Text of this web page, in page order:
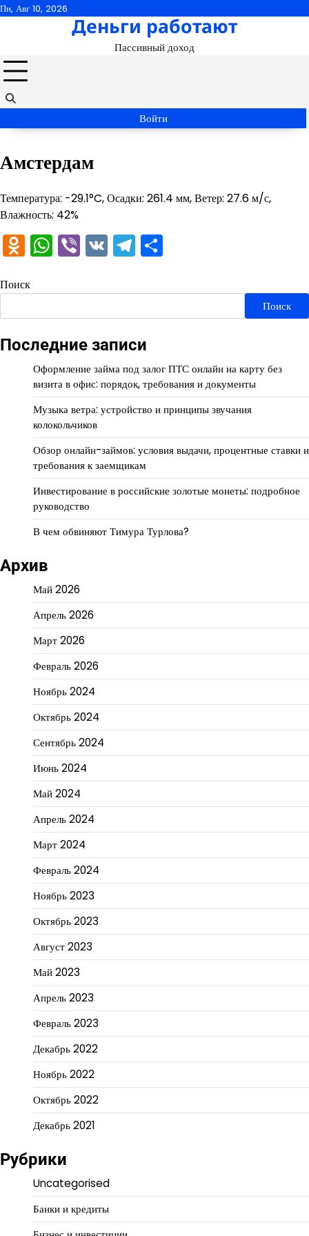
Перейти
Пн, Авг 10, 2026
Деньги работают
Пассивный доход
Войти
Амстердам
Температура: -29.1°C, Осадки: 261.4 мм, Ветер: 27.6 м/с,
Влажность: 42%
Odnoklassniki
WhatsApp
Viber
VKTelegram
Поиск
Поиск
Последние записи
Оформление займа под залог ПТС онлайн на карту без
визита в офис: порядок, требования и документы
Музыка ветра: устройство и принципы звучания
колокольчиков
Обзор онлайн-займов: условия выдачи, процентные ставки и
требования к заемщикам
Инвестирование в российские золотые монеты: подробное
руководство
В чем обвиняют Тимура Турлова?
Архив
Май 2026
Апрель 2026
Март 2026
Февраль 2026
Ноябрь 2024
Октябрь 2024
Сентябрь 2024
Июнь 2024
Май 2024
Апрель 2024
Март 2024
Февраль 2024
Ноябрь 2023
Октябрь 2023
Август 2023
Май 2023
Апрель 2023
Февраль 2023
Декабрь 2022
Ноябрь 2022
Октябрь 2022
Декабрь 2021
Рубрики
Uncategorised
Банки и кредиты